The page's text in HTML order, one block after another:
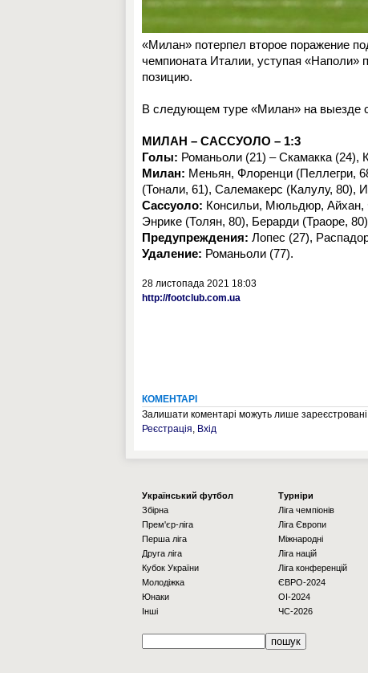
«Милан» потерпел второе поражение
чемпионата Италии, уступая «Наполи»
позицию.
В следующем туре «Милан» на выезде
МИЛАН – САССУОЛО – 1:3
Голы: Романьоли (21) – Скамакка (24),
Милан: Меньян, Флоренци (Пеллегри,
(Тонали, 61), Салемакерс (Калулу,
Сассуоло: Консильи, Мюльдюр, Айхан,
Энрике (Толян, 80), Берарди (Траоре,
Предупреждения: Лопес (27),
Удаление: Романьоли (77).
28 листопада 2021 18:03
http://footclub.com.ua
КОМЕНТАРІ
Залишати коментарі можуть лише зареєстровані
Реєстрація, Вхід
Українcький футбол
Збірна
Прем'єр-ліга
Перша ліга
Друга ліга
Кубок України
Молодіжка
Юнаки
Інші
Турніри
Ліга чемпіонів
Ліга Європи
Міжнародні
Ліга націй
Ліга конференцій
ЄВРО-2024
OI-2024
ЧС-2026